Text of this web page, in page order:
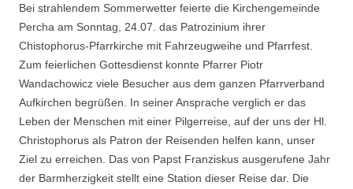
Bei strahlendem Sommerwetter feierte die Kirchengemeinde
Percha am Sonntag, 24.07. das Patrozinium ihrer
Chistophorus-Pfarrkirche mit Fahrzeugweihe und Pfarrfest.
Zum feierlichen Gottesdienst konnte Pfarrer Piotr
Wandachowicz viele Besucher aus dem ganzen Pfarrverband
Aufkirchen begrüßen. In seiner Ansprache verglich er das
Leben der Menschen mit einer Pilgerreise, auf der uns der Hl.
Christophorus als Patron der Reisenden helfen kann, unser
Ziel zu erreichen. Das von Papst Franziskus ausgerufene Jahr
der Barmherzigkeit stellt eine Station dieser Reise dar. Die